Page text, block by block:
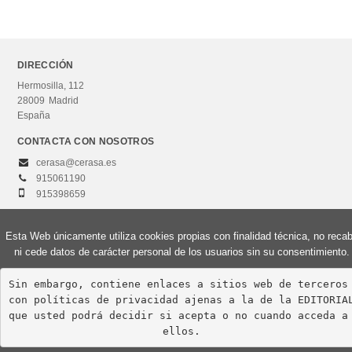
CATEGORÍAS
Curso de acceso
Grados universitarios
Máster
Otros estudios
NUESTRAS COLECCIONES
Grado en Ingeniería en Sistemas de Telecomunicación
Grado en Ingeniería en Tecnologías de la Información
Grado en Ingeniería Informática
DIRECCIÓN
Hermosilla, 112
28009 Madrid
España
CONTACTA CON NOSOTROS
cerasa@cerasa.es
915061190
915398659
Aviso Legal Política de privacidad Política de cookies
Esta Web únicamente utiliza cookies propias con finalidad técnica, no
ni cede datos de carácter personal de los usuarios sin su consentimiento.
Sin embargo, contiene enlaces a sitios web de terceros
con políticas de privacidad ajenas a la de la
que usted podrá decidir si acepta o no cuando acceda a
ellos.